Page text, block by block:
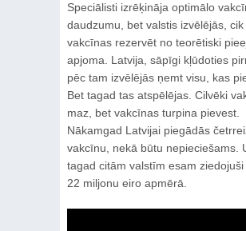
Speciālisti izrēķināja optimālo
daudzumu, bet valstis izvēlējās,
vakcīnas rezervēt no teorētiski
apjoma. Latvija, sāpīgi kļūdoties
pēc tam izvēlējās ņemt visu, kas
Bet tagad tas atspēlējas. Cilvēki
maz, bet vakcīnas turpina pievest.
Nākamgad Latvijai piegādās
vakcīnu, nekā būtu nepieciešams.
tagad citām valstīm esam
22 miljonu eiro apmērā.